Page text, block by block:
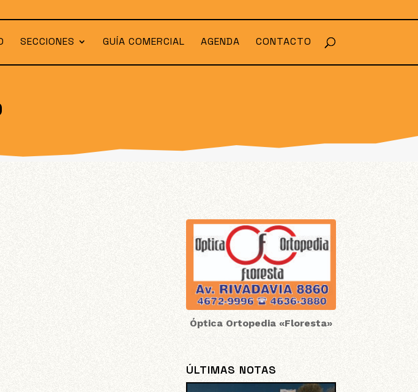
SECCIONES GUÍA COMERCIAL AGENDA CONTACTO
Óptica Ortopedia «Floresta»
ÚLTIMAS NOTAS